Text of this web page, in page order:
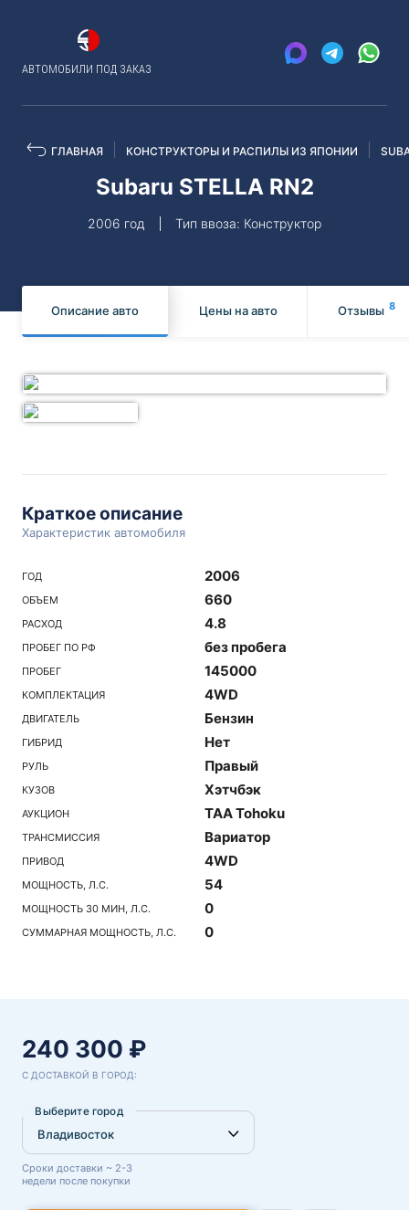
АВТОМОБИЛИ ПОД ЗАКАЗ
ГЛАВНАЯ КОНСТРУКТОРЫ И РАСПИЛЫ ИЗ ЯПОНИИ
Subaru STELLA RN2
2006 год Тип ввоза: Конструктор
Описание авто Цены на авто Отзывы 8
Краткое описание
Характеристик автомобиля
ГОД 2006
ОБЪЕМ 660
РАСХОД 4.8
ПРОБЕГ ПО РФ без пробега
ПРОБЕГ 145000
КОМПЛЕКТАЦИЯ 4WD
ДВИГАТЕЛЬ Бензин
ГИБРИД Нет
РУЛЬ Правый
КУЗОВ Хэтчбэк
АУКЦИОН TAA Tohoku
ТРАНСМИССИЯ Вариатор
ПРИВОД 4WD
МОЩНОСТЬ, Л.С. 54
МОЩНОСТЬ 30 МИН, Л.С. 0
СУММАРНАЯ МОЩНОСТЬ, Л.С. 0
240 300 ₽
С ДОСТАВКОЙ В ГОРОД:
Выберите город
Сроки доставки ~ 2-3
недели после покупки